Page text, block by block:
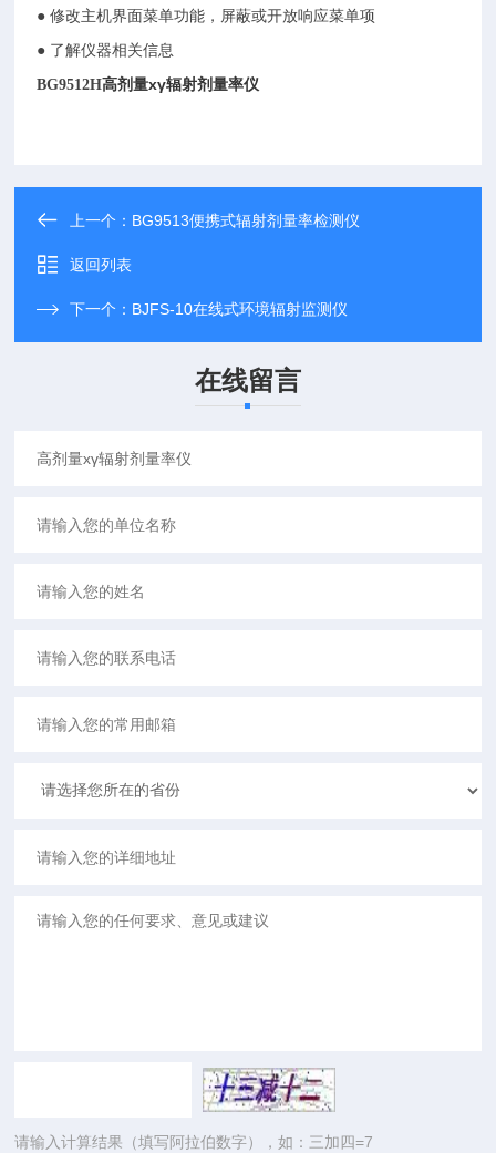
● 修改主机界面菜单功能，屏蔽或开放响应菜单项
● 了解仪器相关信息
BG9512H高剂量xγ辐射剂量率仪
上一个： BG9513便携式辐射剂量率检测仪
返回列表
下一个： BJFS-10在线式环境辐射监测仪
在线留言
请输入计算结果（填写阿拉伯数字），如：三加四=7